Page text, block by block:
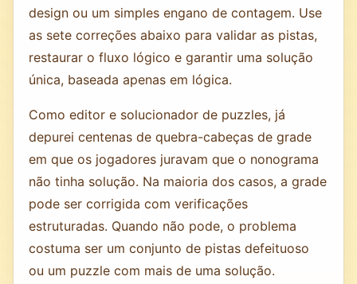
design ou um simples engano de contagem. Use
as sete correções abaixo para validar as pistas,
restaurar o fluxo lógico e garantir uma solução
única, baseada apenas em lógica.
Como editor e solucionador de puzzles, já
depurei centenas de quebra-cabeças de grade
em que os jogadores juravam que o nonograma
não tinha solução. Na maioria dos casos, a grade
pode ser corrigida com verificações
estruturadas. Quando não pode, o problema
costuma ser um conjunto de pistas defeituoso
ou um puzzle com mais de uma solução.